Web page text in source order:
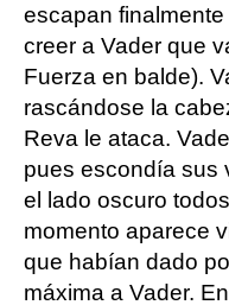
escapan
creer a Vader que
Fuerza en balde).
rascándose la
Reva le ataca.
pues escondía sus
el lado oscuro
momento aparece
que habían dado
máxima a Vader.